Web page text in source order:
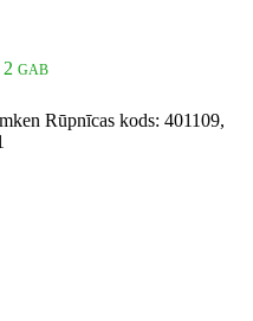
2 GAB
Rūpnīcas kods: 401109,